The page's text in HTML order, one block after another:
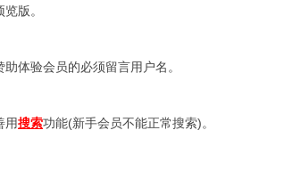
版。
体验会员的必须留言用户名。
用搜索功能(新手会员不能正常搜索)。